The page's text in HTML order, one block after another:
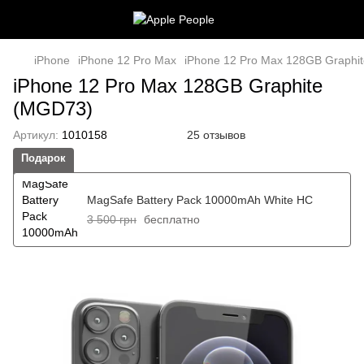
iPhone iPhone 12 Pro Max iPhone 12 Pro Max 128GB
iPhone 12 Pro Max 128GB Graphite
(MGD73)
Артикул: 1010158 25 отзывов
Подарок
MagSafe Battery Pack 10000mAh White HC
3 500 грн бесплатно